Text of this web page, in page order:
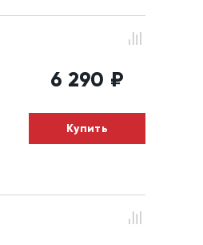
6 290 ₽
Купить